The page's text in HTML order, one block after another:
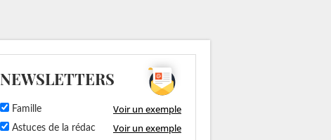
NEWSLETTERS
Famille Voir un exemple
Astuces de la rédac Voir un exemple